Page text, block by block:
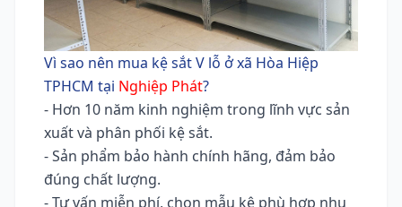
Vì sao nên mua kệ sắt V lỗ ở xã Hòa Hiệp
TPHCM tại Nghiệp Phát?
- Hơn 10 năm kinh nghiệm trong lĩnh vực sản
xuất và phân phối kệ sắt.
- Sản phẩm bảo hành chính hãng, đảm bảo
đúng chất lượng.
- Tư vấn miễn phí, chọn mẫu kệ phù hợp nhu